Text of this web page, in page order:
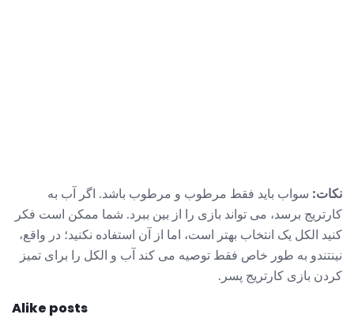
نکات: سواب باید فقط مرطوب و مرطوب باشد. اگر آب به
کارتریج برسد، می تواند بازی را از بین ببرد. شما ممکن است فکر
کنید الکل یک انتخاب بهتر است، اما از آن استفاده نکنید؛ در واقع،
نینتندو به طور خاص فقط توصیه می کند آب و الکل را برای تمیز
کردن بازی کارتریج پسر.
Alike posts